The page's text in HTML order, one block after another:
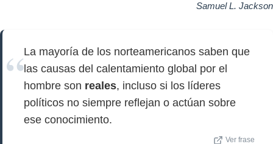
Samuel L. Jackson
La mayoría de los norteamericanos saben que
las causas del calentamiento global por el
hombre son reales, incluso si los líderes
políticos no siempre reflejan o actúan sobre
ese conocimiento.
Ver frase